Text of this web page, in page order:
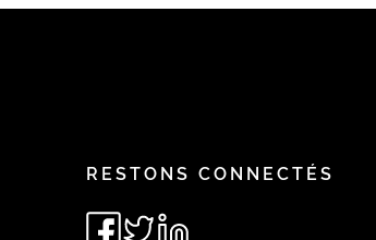
RESTONS CONNECTÉS